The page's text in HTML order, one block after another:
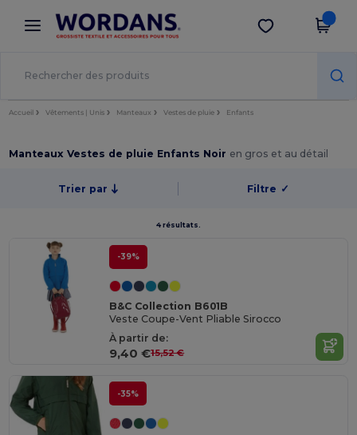
× Appli Wordans
Meilleurs prix sur l’app !
Obtenir l'appli
Accueil Vêtements | Unis Manteaux Vestes de pluie Enfants
Manteaux Vestes de pluie Enfants Noir en gros et au détail
Trier par Filtre ✓
4 résultats.
-39%
B&C Collection B601B
Veste Coupe-Vent Pliable Sirocco
À partir de:
9,40 €15,52 €
-35%